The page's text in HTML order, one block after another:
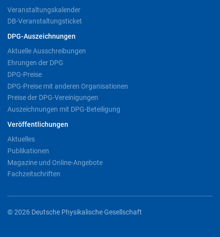
Veranstaltungskalender
DB-Veranstaltungsticket
DPG-Auszeichnungen
Aktuelle Ausschreibungen
Ehrungen der DPG
DPG-Preise
DPG-Preise mit anderen Organisationen
Preise der DPG-Vereinigungen
Auszeichnungen mit DPG-Beteiligung
Veröffentlichungen
Aktuelles
Publikationen
Magazine und Online-Angebote
Fachzeitschriften
© 2026 Deutsche Physikalische Gesellschaft